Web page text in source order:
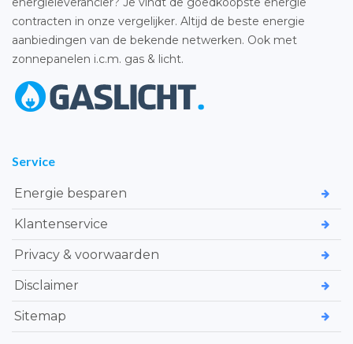
contracten in onze vergelijker. Altijd de beste energie
aanbiedingen van de bekende netwerken. Ook met
zonnepanelen i.c.m. gas & licht.
Service
Energie besparen
Klantenservice
Privacy & voorwaarden
Disclaimer
Sitemap